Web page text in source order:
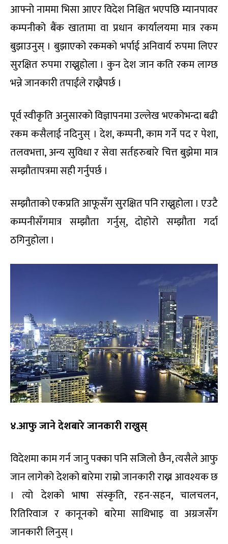
आफ्नो नाममा भिसा आएर विदेश निश्चित भएपछि म्यानपावर
कम्पनीको बैंक खातामा वा प्रधान कार्यालयमा मात्र रकम
बुझाउनुस् । बुझाएको रकमको भर्पाई अनिवार्य रुपमा लिएर
सुरक्षित रुपमा राख्नुहोला । कुन देश जान कति रकम लाग्छ
भन्ने जानकारी तपाईंले राख्नैपर्छ ।
पूर्व स्वीकृति अनुसारको विज्ञापनमा उल्लेख भएकोभन्दा बढी
रकम कसैलाई नदिनुस् । देश, कम्पनी, काम गर्ने पद र पेशा,
तलवभत्ता, अन्य सुविधा र सेवा सर्तहरुबारे चित्त बुझेमा मात्र
सम्झौतापत्रमा सही गर्नुपर्छ ।
सम्झौताको एकप्रति आफूसँग सुरक्षित पनि राख्नुहोला । एउटै
कम्पनीसँगमात्र सम्झौता गर्नुस्, दोहोरो सम्झौता गर्दा
ठगिनुहोला ।
४.आफु जाने देशबारे जानकारी राख्नुस्
विदेशमा काम गर्न जानु पक्का पनि सजिलो छैन, त्यसैले आफु
जान लागेको देशको बारेमा राम्रो जानकारी राख्न आवश्यक छ
। त्यो देशको भाषा संस्कृति, रहन-सहन, चालचलन,
रितिरिवाज र कानूनको बारेमा साथिभाइ वा अग्रजसँग
जानकारी लिनुस् ।